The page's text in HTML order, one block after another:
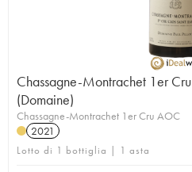
Chassagne-Montrachet 1er
(Domaine)
Chassagne-Montrachet 1er Cru AOC
2021
Lotto di 1 bottiglia | 1 asta